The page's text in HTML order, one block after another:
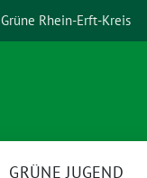
Grüne Rhein-Erft-Kreis
GRÜNE JUGEND